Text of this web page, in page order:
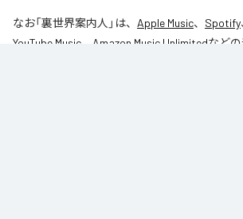
なお「裏世界案内人 」は、 Apple Music、 Spotify
YouTube Music
Amazon Music Unlimitedなど